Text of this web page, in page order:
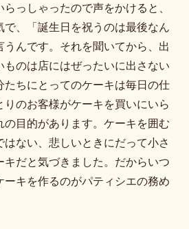
っしゃったので声をかけると、
、「誕生日を祝うのは最後なん
んです。それを聞いてから、出
のは店にはぜったいに出さない
たちにとってのケーキは毎日の仕
のお客様がケーキを買いにいら
の目的があります。ケーキを囲む
ない、悲しいときにだって小さ
キだと気づきました。だからいつ
ーキを作るのがパティシエの務め